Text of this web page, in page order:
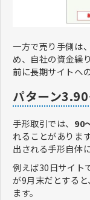
一方で売り手側は
め、自社の資金繰
前に長期サイトへ
パターン
手形取引では、 90
れることがありま
出される手形自体
例えば30日サイト
が9月末だとする
ます。